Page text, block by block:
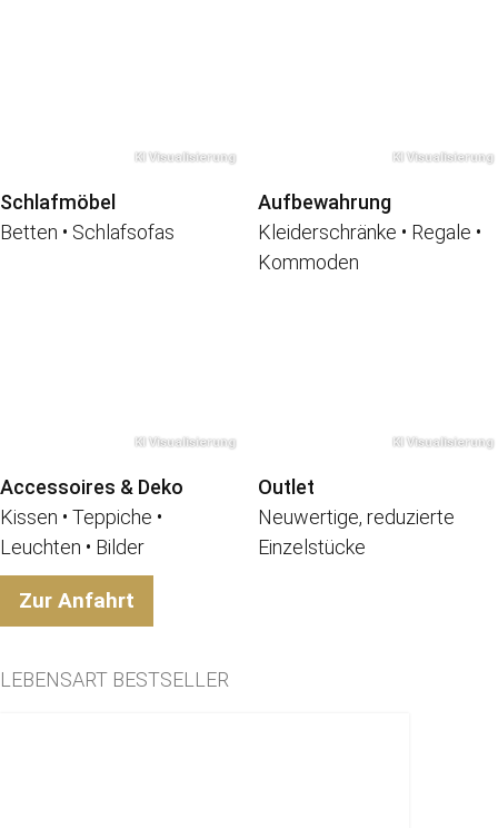
Schlafmöbel
Betten • Schlafsofas
Aufbewahrung
Kleiderschränke • Regale •
Kommoden
Accessoires & Deko
Kissen • Teppiche •
Leuchten • Bilder
Outlet
Neuwertige, reduzierte
Einzelstücke
Zur Anfahrt
LEBENSART BESTSELLER